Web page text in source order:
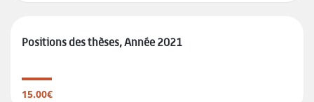
Positions des thèses, Année 2021
15.00€